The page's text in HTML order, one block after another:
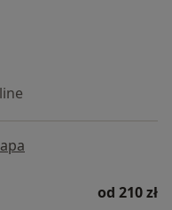
od 210 zł